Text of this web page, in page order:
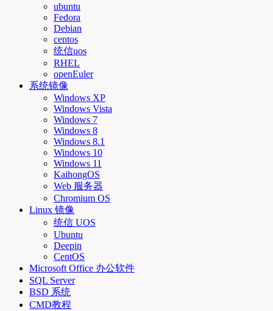
ubuntu
Fedora
Debian
centos
统信uos
RHEL
openEuler
系统镜像
Windows XP
Windows Vista
Windows 7
Windows 8
Windows 8.1
Windows 10
Windows 11
KaihongOS
Web 服务器
Chromium OS
Linux 镜像
统信 UOS
Ubuntu
Deepin
CentOS
Microsoft Office 办公软件
SQL Server
BSD 系统
CMD教程